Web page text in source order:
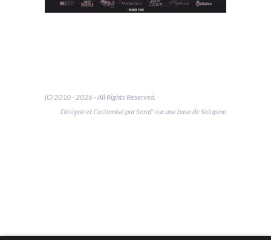
(C) 2010 - 2026 - All Rights Reserved.
Designé et Customisé par Seraf' sur une base de Solopine